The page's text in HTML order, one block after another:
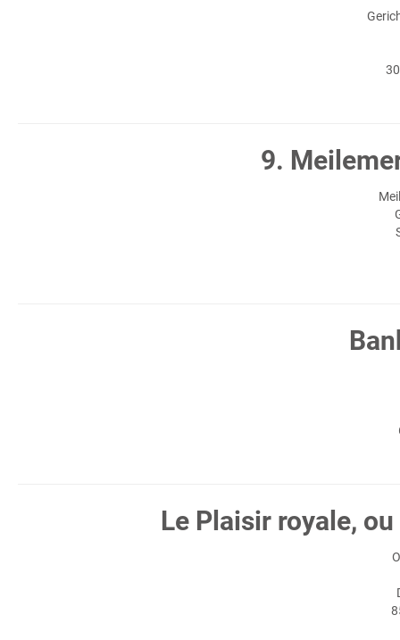
9.
Le Plaisir royale,